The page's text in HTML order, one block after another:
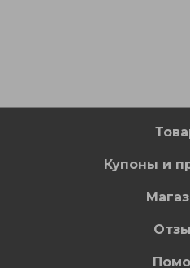
Купоны и